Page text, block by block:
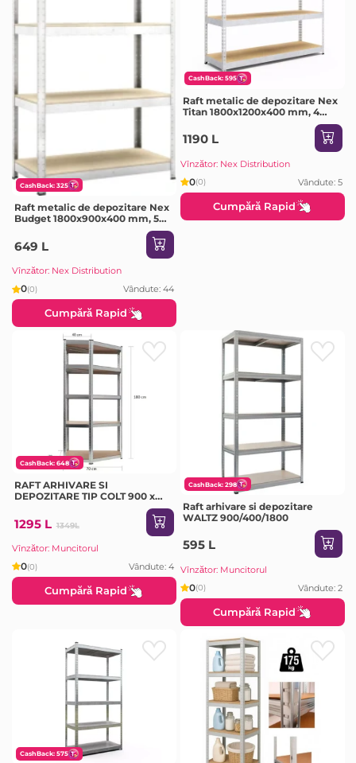
CashBack: 325
Raft metalic de depozitare Nex
Budget 1800x900x400 mm, 5
649 L
Vînzător: Nex Distribution
0(0) Vândute: 44
Cumpără Rapid
CashBack: 595
Raft metalic de depozitare Nex
Titan 1800x1200x400 mm, 4
1190 L
Vînzător: Nex Distribution
0(0) Vândute: 5
Cumpără Rapid
CashBack: 648
RAFT ARHIVARE SI
DEPOZITARE TIP COLT 900 x
1295 L 1349L
Vînzător: Muncitorul
0(0) Vândute: 4
Cumpără Rapid
CashBack: 298
Raft arhivare si depozitare
WALTZ 900/400/1800
595 L
Vînzător: Muncitorul
0(0) Vândute: 2
Cumpără Rapid
CashBack: 575